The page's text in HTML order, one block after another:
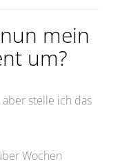
mein
um?
stelle ich das
Wochen